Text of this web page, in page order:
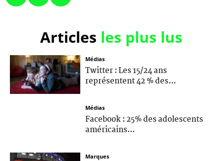
Articles les plus lus
Médias
Twitter : Les 15/24 ans
représentent 42 % des...
Médias
Facebook : 25% des adolescents
américains...
Marques